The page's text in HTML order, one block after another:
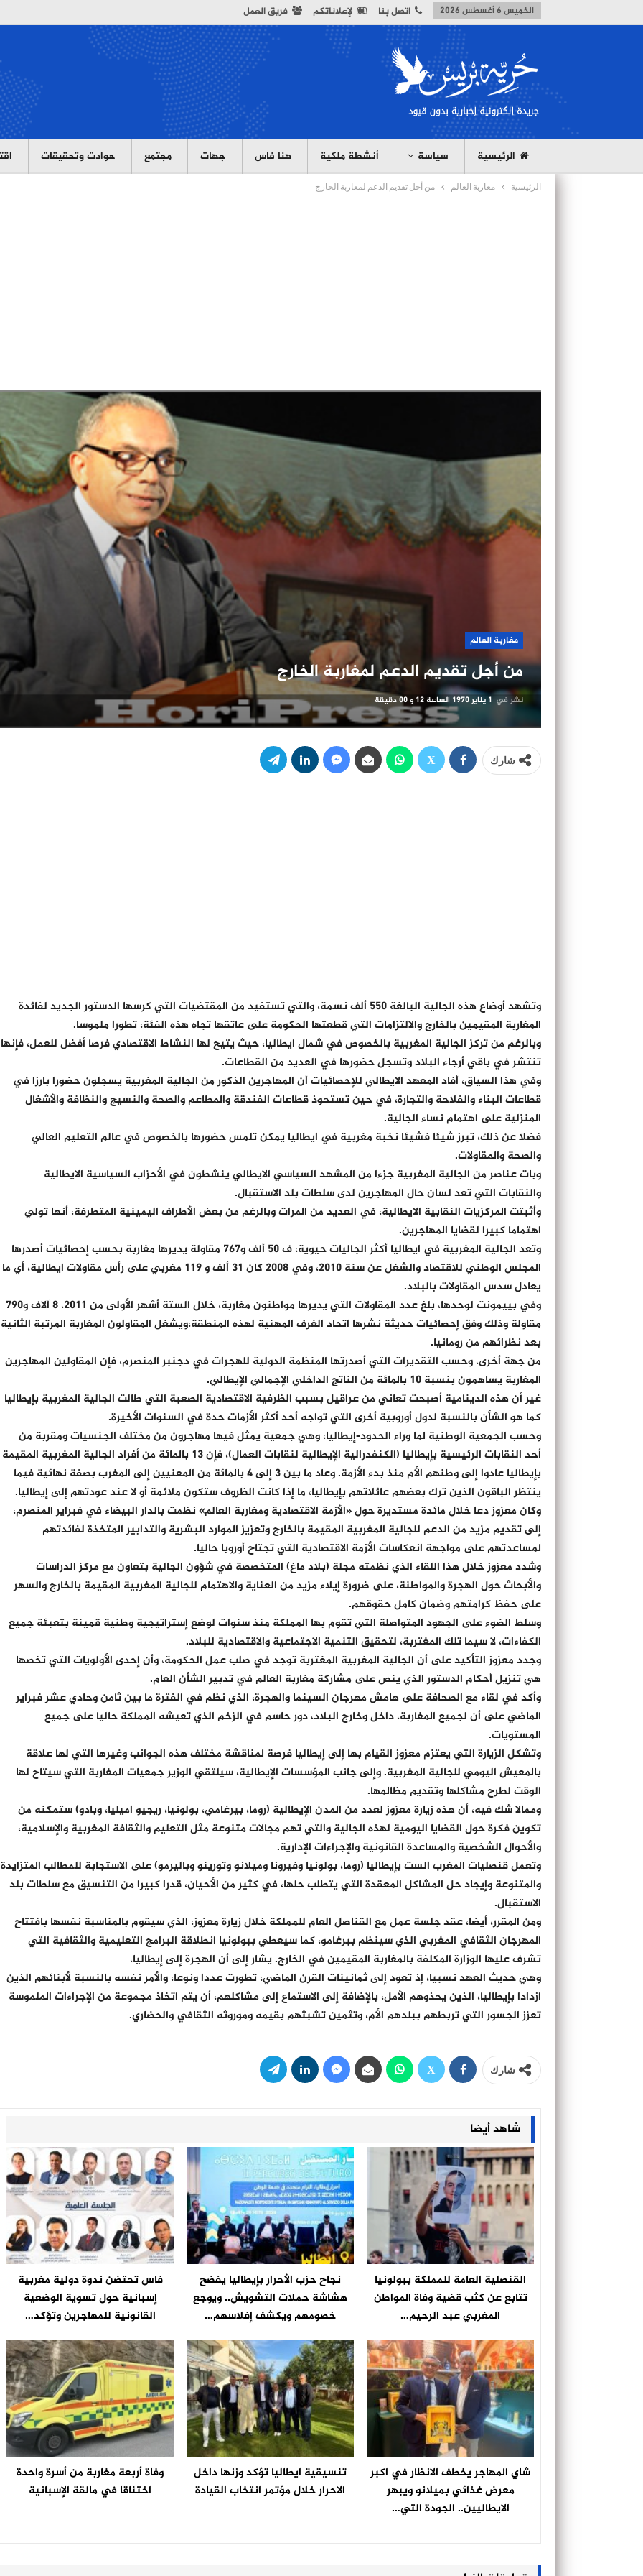
الخميس 6 أغسطس 2026 اتصل بنا لإعلاناتكم فريق العمل
الرئيسية سياسة أنشطة ملكية هنا فاس جهات مجتمع حوادت وتحقيقات
الرئيسية مغاربة العالم من أجل تقديم الدعم لمغاربة الخارج
مغاربة العالم
من أجل تقديم الدعم لمغاربة الخارج
نشر في1 يناير 1970 الساعة 12 و 00 دقيقة
شارك
وتشهد أوضاع هذه الجالية البالغة 550 ألف نسمة، والتي تستفيد من المقتضيات التي كرسها الدستور الجديد لفائدة
المغاربة المقيمين بالخارج والالتزامات التي قطعتها الحكومة على عاتقها تجاه هذه الفئة، تطورا ملموسا.
وبالرغم من تركز الجالية المغربية بالخصوص في شمال ايطاليا، حيث يتيح لها النشاط الاقتصادي فرصا أفضل للعمل، فإنها
تنتشر في باقي أرجاء البلاد وتسجل حضورها في العديد من القطاعات.
وفي هذا السياق، أفاد المعهد الايطالي للإحصائيات أن المهاجرين الذكور من الجالية المغربية يسجلون حضورا بارزا في
قطاعات البناء والفلاحة والتجارة، في حين تستحوذ قطاعات الفندقة والمطاعم والصحة والنسيج والنظافة والأشغال
المنزلية على اهتمام نساء الجالية.
فضلا عن ذلك، تبرز شيئا فشيئا نخبة مغربية في ايطاليا يمكن تلمس حضورها بالخصوص في عالم التعليم العالي
والصحة والمقاولات.
وبات عناصر من الجالية المغربية جزءا من المشهد السياسي الايطالي ينشطون في الأحزاب السياسية الايطالية
والنقابات التي تعد لسان حال المهاجرين لدى سلطات بلد الاستقبال.
وأثبتت المركزيات النقابية الايطالية، في العديد من المرات وبالرغم من بعض الأطراف اليمينية المتطرفة، أنها تولي
اهتماما كبيرا لقضايا المهاجرين.
وتعد الجالية المغربية في ايطاليا أكثر الجاليات حيوية، ف 50 ألف و767 مقاولة يديرها مغاربة بحسب إحصائيات أصدرها
المجلس الوطني للاقتصاد والشغل عن سنة 2010، وفي 2008 كان 31 ألف و 119 مغربي على رأس مقاولات ايطالية، أي ما
يعادل سدس المقاولات بالبلاد.
وفي بييمونت لوحدها، بلغ عدد المقاولات التي يديرها مواطنون مغاربة، خلال الستة أشهر الأولى من 2011، 8 آلاف و790
مقاولة وذلك وفق إحصائيات حديثة نشرها اتحاد الغرف المهنية لهذه المنطقة،ويشغل المقاولون المغاربة المرتبة الثانية
بعد نظرائهم من رومانيا.
من جهة أخرى، وحسب التقديرات التي أصدرتها المنظمة الدولية للهجرات في دجنبر المنصرم، فإن المقاولين المهاجرين
المغاربة يساهمون بنسبة 10 بالمائة من الناتج الداخلي الإجمالي الإيطالي.
غير أن هذه الدينامية أصبحت تعاني من عراقيل بسبب الظرفية الاقتصادية الصعبة التي طالت الجالية المغربية بإيطاليا
كما هو الشأن بالنسبة لدول أوروبية أخرى التي تواجه أحد أكثر الأزمات حدة في السنوات الأخيرة.
وحسب الجمعية الوطنية لما وراء الحدود-إيطاليا، وهي جمعية يمثل فيها مهاجرون من مختلف الجنسيات ومقربة من
أحد النقابات الرئيسية بإيطاليا (الكنفدرالية الإيطالية لنقابات العمال)، فإن 13 بالمائة من أفراد الجالية المغربية المقيمة
بإيطاليا عادوا إلى وطنهم الأم منذ بدء الأزمة. وعاد ما بين 3 إلى 4 بالمائة من المعنيين إلى المغرب بصفة نهائية فيما
ينتظر الباقون الذين ترك بعضهم عائلاتهم بإيطاليا، ما إذا كانت الظروف ستكون ملائمة أو لا عند عودتهم إلى إيطاليا.
وكان معزوز دعا خلال مائدة مستديرة حول «الأزمة الاقتصادية ومغاربة العالم» نظمت بالدار البيضاء في فبراير المنصرم،
إلى تقديم مزيد من الدعم للجالية المغربية المقيمة بالخارج وتعزيز الموارد البشرية والتدابير المتخذة لفائدتهم
لمساعدتهم على مواجهة انعكاسات الأزمة الاقتصادية التي تجتاح أوروبا حاليا.
وشدد معزوز خلال هذا اللقاء الذي نظمته مجلة (بلاد ماغ) المتخصصة في شؤون الجالية بتعاون مع مركز الدراسات
والأبحاث حول الهجرة والمواطنة، على ضرورة إيلاء مزيد من العناية والاهتمام للجالية المغربية المقيمة بالخارج والسهر
على حفظ كرامتهم وضمان كامل حقوقهم.
وسلط الضوء على الجهود المتواصلة التي تقوم بها المملكة منذ سنوات لوضع إستراتيجية وطنية قمينة بتعبئة جميع
الكفاءات، لا سيما تلك المغتربة، لتحقيق التنمية الاجتماعية والاقتصادية للبلاد.
وجدد معزوز التأكيد على أن الجالية المغربية المغتربة توجد في صلب عمل الحكومة، وأن إحدى الأولويات التي تخصها
هي تنزيل أحكام الدستور الذي ينص على مشاركة مغاربة العالم في تدبير الشأن العام.
وأكد في لقاء مع الصحافة على هامش مهرجان السينما والهجرة، الذي نظم في الفترة ما بين ثامن وحادي عشر فبراير
الماضي على أن لجميع المغاربة، داخل وخارج البلاد، دور حاسم في الزخم الذي تعيشه المملكة حاليا على جميع
المستويات.
وتشكل الزيارة التي يعتزم معزوز القيام بها إلى إيطاليا فرصة لمناقشة مختلف هذه الجوانب وغيرها التي لها علاقة
بالمعيش اليومي للجالية المغربية. وإلى جانب المؤسسات الإيطالية، سيلتقي الوزير جمعيات المغاربة التي سيتاح لها
الوقت لطرح مشاكلها وتقديم مظالمها.
وممالا شك فيه، أن هذه زيارة معزوز لعدد من المدن الإيطالية (روما، بيرغامي، بولونيا، ريجيو اميليا، وبادو) ستمكنه من
تكوين فكرة حول القضايا اليومية لهذه الجالية والتي تهم مجالات متنوعة مثل التعليم والثقافة المغربية والإسلامية،
والأحوال الشخصية والمساعدة القانونية والإجراءات الإدارية.
وتعمل قنصليات المغرب الست بإيطاليا (روما، بولونيا وفيرونا وميلانو وتورينو وباليرمو) على الاستجابة للمطالب المتزايدة
والمتنوعة وإيجاد حل المشاكل المعقدة التي يتطلب حلها، في كثير من الأحيان، قدرا كبيرا من التنسيق مع سلطات بلد
الاستقبال.
ومن المقرر، أيضا، عقد جلسة عمل مع القناصل العام للمملكة خلال زيارة معزوز، الذي سيقوم بالمناسبة نفسها بافتتاح
المهرجان الثقافي المغربي الذي سينظم ببرغامو، كما سيعطي ببولونيا انطلاقة البرامج التعليمية والثقافية التي
تشرف عليها الوزارة المكلفة بالمغاربة المقيمين في الخارج. يشار إلى أن الهجرة إلى إيطاليا،
وهي حديث العهد نسبيا، إذ تعود إلى ثمانينات القرن الماضي، تطورت عددا ونوعا، والأمر نفسه بالنسبة لأبنائهم الذين
ازدادا بإيطاليا، الذين يحذوهم الأمل، بالإضافة إلى الاستماع إلى مشاكلهم، أن يتم اتخاذ مجموعة من الإجراءات الملموسة
تعزز الجسور التي تربطهم ببلدهم الأم، وتثمين تشبثهم بقيمه وموروثه الثقافي والحضاري.
شارك
شاهد أيضا
القنصلية العامة للمملكة ببولونيا
تتابع عن كثب قضية وفاة المواطن
المغربي عبد الرحيم…
نجاح حزب الأحرار بإيطاليا يفضح
هشاشة حملات التشويش.. ويوجع
خصومهم ويكشف إفلاسهم…
فاس تحتضن ندوة دولية مغربية
إسبانية حول تسوية الوضعية
القانونية للمهاجرين وتؤكد…
شاي المهاجر يخطف الانظار في اكبر
معرض غذائي بميلانو ويبهر
الايطاليين.. الجودة التي…
تنسيقية ايطاليا تؤكد وزنها داخل
الاحرار خلال مؤتمر انتخاب القيادة
وفاة أربعة مغاربة من أسرة واحدة
اختناقا في مالقة الإسبانية